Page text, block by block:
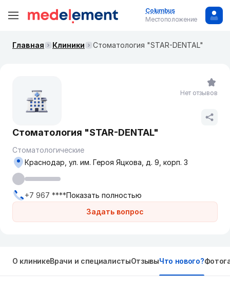
Columbus
Местоположение
Главная Клиники Стоматология "STAR-DENTAL"
Стоматология "STAR-DENTAL"
Стоматологические
Задать вопрос
Краснодар, ул. им. Героя Яцкова, д. 9, корп. 3
+7 967 ****Показать полностью
Нет отзывов
О клиникеВрачи и специалистыОтзывыЧто нового?